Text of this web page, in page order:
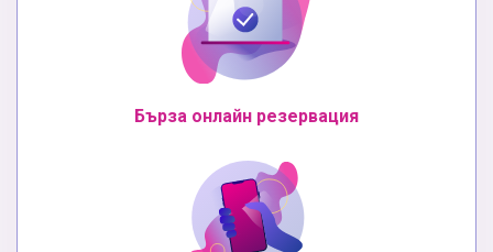
Бърза онлайн резервация